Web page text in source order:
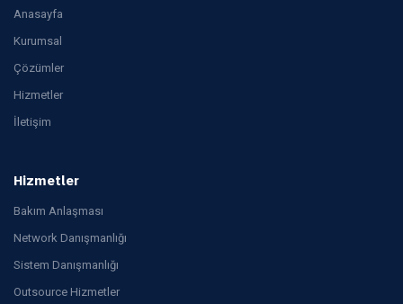
Anasayfa
Kurumsal
Çözümler
Hizmetler
İletişim
Hizmetler
Bakım Anlaşması
Network Danışmanlığı
Sistem Danışmanlığı
Outsource Hizmetler